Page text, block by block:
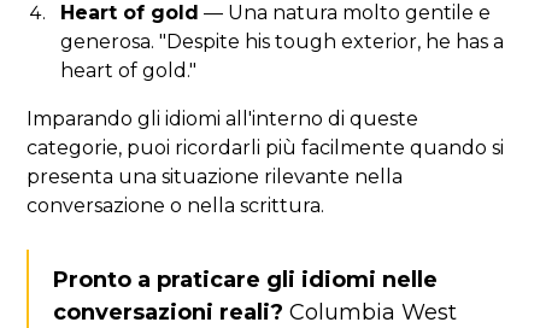
Heart of gold — Una natura molto gentile e
generosa. "Despite his tough exterior, he has a
heart of gold."
Imparando gli idiomi all'interno di queste
categorie, puoi ricordarli più facilmente quando si
presenta una situazione rilevante nella
conversazione o nella scrittura.
Pronto a praticare gli idiomi nelle
conversazioni reali? Columbia West